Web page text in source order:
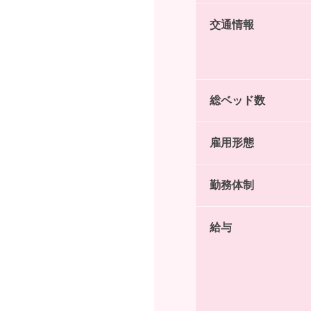
交通情報
総ベッド数
雇用形態
勤務体制
給与